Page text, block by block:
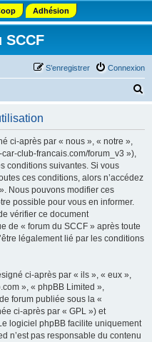
Adhésion
Connexion
S’enregistrer
ci-après par « nous », « notre »,
club-francais.com/forum_v3 »),
conditions suivantes. Si vous
ces conditions, alors n’accédez
Nous pouvons modifier ces
possible pour vous en informer.
vérifier ce document
de « forum du SCCF » après toute
légalement lié par les conditions
ci-après par « ils », « eux »,
», « phpBB Limited »,
forum publiée sous la «
ci-après par « GPL ») et
logiciel phpBB facilite uniquement
n’est pas responsable du contenu